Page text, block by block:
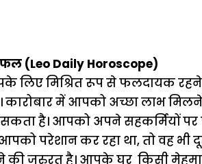
(Leo Daily Horoscope)
लिए मिश्रित रूप से फलदायक
में आपको अच्छा लाभ
है। आपको अपने सहकर्मियों पर
परेशान कर रहा था, तो वह भी
की जरुरत है। आपके घर किसी